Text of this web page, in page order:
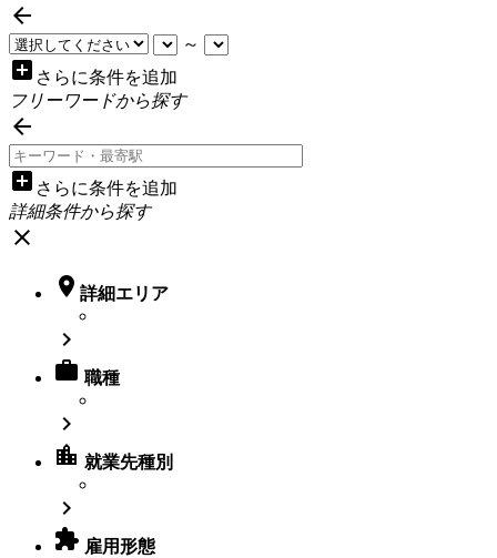

～
add_box さらに条件を追加
フリーワードから探す

add_box さらに条件を追加
詳細条件から探す
close
 詳細エリア

 職種

location_city 就業先種別

 雇用形態